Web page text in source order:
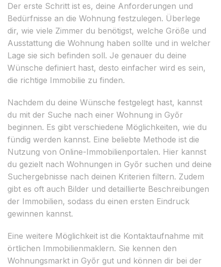
Der erste Schritt ist es, deine Anforderungen und
Bedürfnisse an die Wohnung festzulegen. Überlege
dir, wie viele Zimmer du benötigst, welche Größe und
Ausstattung die Wohnung haben sollte und in welcher
Lage sie sich befinden soll. Je genauer du deine
Wünsche definiert hast, desto einfacher wird es sein,
die richtige Immobilie zu finden.
Nachdem du deine Wünsche festgelegt hast, kannst
du mit der Suche nach einer Wohnung in Győr
beginnen. Es gibt verschiedene Möglichkeiten, wie du
fündig werden kannst. Eine beliebte Methode ist die
Nutzung von Online-Immobilienportalen. Hier kannst
du gezielt nach Wohnungen in Győr suchen und deine
Suchergebnisse nach deinen Kriterien filtern. Zudem
gibt es oft auch Bilder und detaillierte Beschreibungen
der Immobilien, sodass du einen ersten Eindruck
gewinnen kannst.
Eine weitere Möglichkeit ist die Kontaktaufnahme mit
örtlichen Immobilienmaklern. Sie kennen den
Wohnungsmarkt in Győr gut und können dir bei der